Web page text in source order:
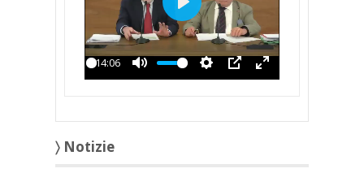
Play
-14:06
Mute
Settings
PIP
Enter
Play
〉 Notizie